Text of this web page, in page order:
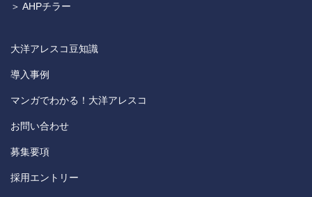
＞ AHPチラー
大洋アレスコ豆知識
導入事例
マンガでわかる！大洋アレスコ
お問い合わせ
募集要項
採用エントリー